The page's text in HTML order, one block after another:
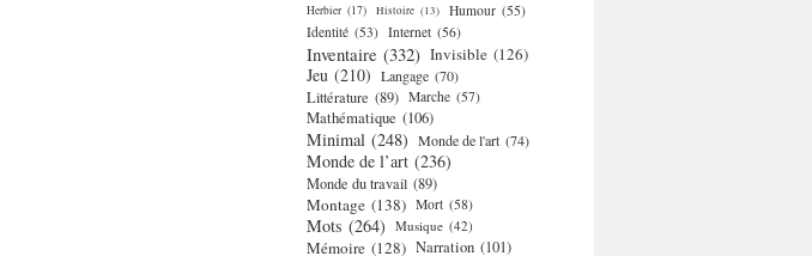
Herbier (17) Histoire (13) Humour (55)
Identité (53) Internet (56)
Inventaire (332) Invisible (126)
Jeu (210) Langage (70)
Littérature (89) Marche (57)
Mathématique (106)
Minimal (248) Monde de l'art (74)
Monde de l’art (236)
Monde du travail (89)
Montage (138) Mort (58)
Mots (264) Musique (42)
Mémoire (128) Narration (101)